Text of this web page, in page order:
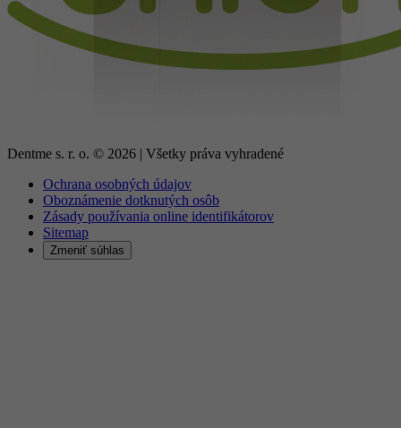
Dentme s. r. o. © 2026 | Všetky práva vyhradené
Ochrana osobných údajov
Oboznámenie dotknutých osôb
Zásady používania online identifikátorov
Sitemap
Zmeniť súhlas